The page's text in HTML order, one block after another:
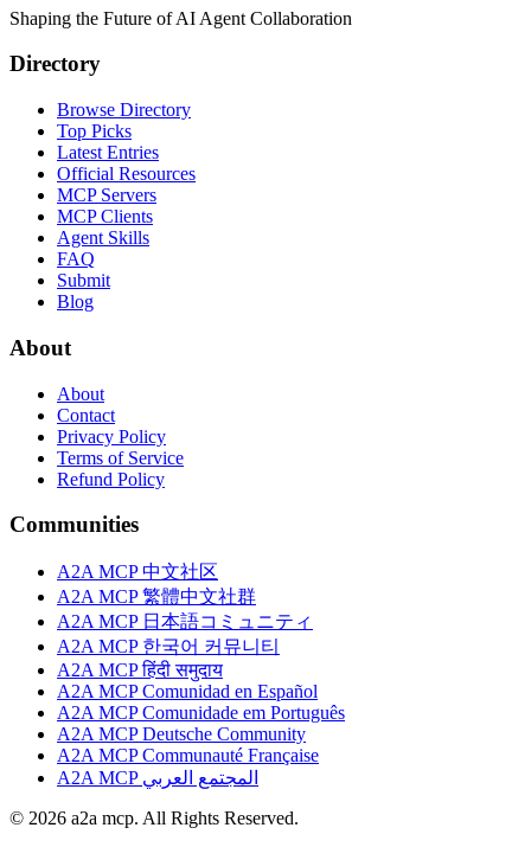
Shaping the Future of AI Agent Collaboration
Directory
Browse Directory
Top Picks
Latest Entries
Official Resources
MCP Servers
MCP Clients
Agent Skills
FAQ
Submit
Blog
About
About
Contact
Privacy Policy
Terms of Service
Refund Policy
Communities
A2A MCP 中文社区
A2A MCP 繁體中文社群
A2A MCP 日本語コミュニティ
A2A MCP 한국어 커뮤니티
A2A MCP हिंदी समुदाय
A2A MCP Comunidad en Español
A2A MCP Comunidade em Português
A2A MCP Deutsche Community
A2A MCP Communauté Française
A2A MCP المجتمع العربي
© 2026 a2a mcp. All Rights Reserved.